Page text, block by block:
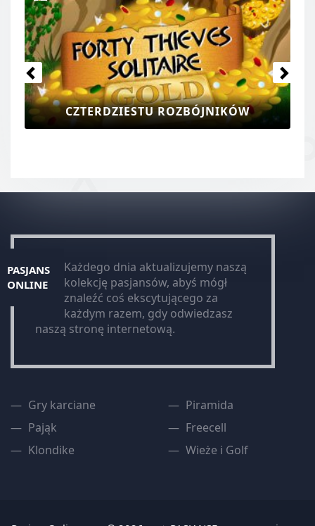
CZTERDZIESTU ROZBÓJNIKÓW
PASJANS
ONLINE
Każdego dnia aktualizujemy naszą
kolekcję pasjansów, abyś mógł
znaleźć coś ekscytującego za
każdym razem, gdy odwiedzasz
naszą stronę internetową.
Gry karciane
Pająk
Klondike
Piramida
Freecell
Wieże i Golf